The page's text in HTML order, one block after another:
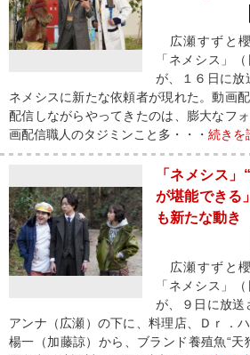
広瀬すずと
「ネメシス」
が、１６日に
ネメシスに新たな依頼者が現れた。動画
配信しながらやってきたのは、膨大なフ
画配信職人のタジミンこと多・・・ 続きを
「ネメシス
が堪能でき
も新たな動き
広瀬すずと
「ネメシス」
が、９日に放
アンナ（広瀬）の下に、料理店、Ｄｒ．
楊一（加藤諒）から、ブランド養殖魚“天